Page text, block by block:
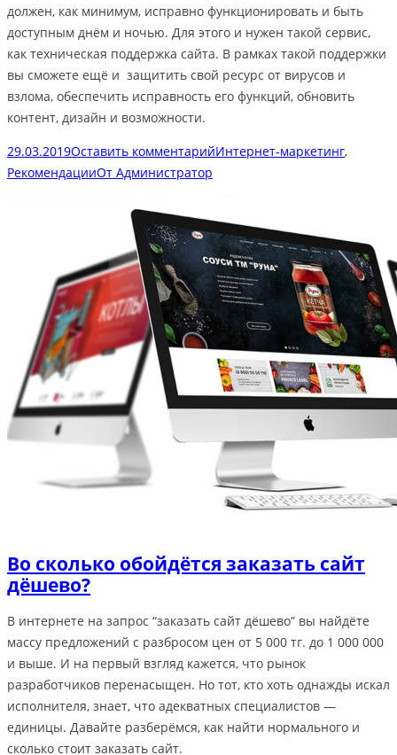
должен, как минимум, исправно функционировать и быть
доступным днём и ночью. Для этого и нужен такой сервис,
как техническая поддержка сайта. В рамках такой поддержки
вы сможете ещё и защитить свой ресурс от вирусов и
взлома, обеспечить исправность его функций, обновить
контент, дизайн и возможности.
29.03.2019Оставить комментарийИнтернет-маркетинг,
РекомендацииОт Администратор
Во сколько обойдётся заказать сайт
дёшево?
В интернете на запрос “заказать сайт дёшево” вы найдёте
массу предложений с разбросом цен от 5 000 тг. до 1 000 000
и выше. И на первый взгляд кажется, что рынок
разработчиков перенасыщен. Но тот, кто хоть однажды искал
исполнителя, знает, что адекватных специалистов —
единицы. Давайте разберёмся, как найти нормального и
сколько стоит заказать сайт.